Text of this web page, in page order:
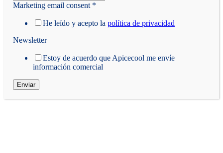
Marketing email consent *
He leído y acepto la política de privacidad
Newsletter
Estoy de acuerdo que Apicecool me envíe
información comercial
Enviar